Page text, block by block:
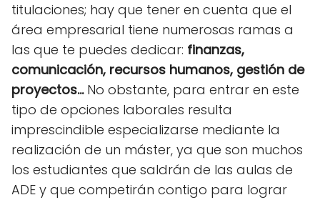
titulaciones; hay que tener en cuenta que el
área empresarial tiene numerosas ramas a
las que te puedes dedicar: finanzas,
comunicación, recursos humanos, gestión de
proyectos…No obstante, para entrar en este
tipo de opciones laborales resulta
imprescindible especializarse mediante la
realización de un máster, ya que son muchos
los estudiantes que saldrán de las aulas de
ADE y que competirán contigo para lograr